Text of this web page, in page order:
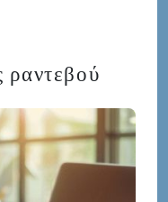
ραντεβού